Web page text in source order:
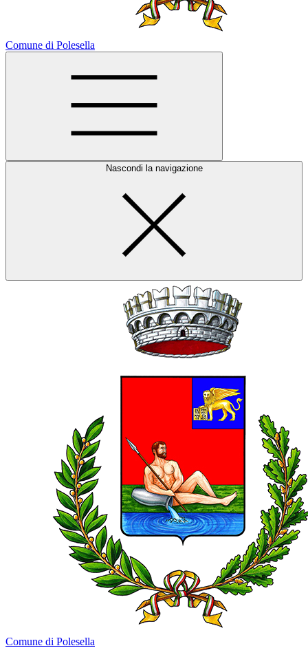
Comune di Polesella
Nascondi la navigazione
Comune di Polesella